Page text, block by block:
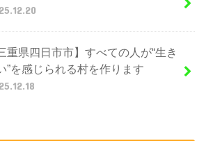
重県四日市市】すべての人が“生き
”を感じられる村を作ります